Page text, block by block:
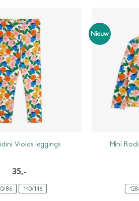
86 140/146
Violas leggings
35,-
Nieuw
Mini